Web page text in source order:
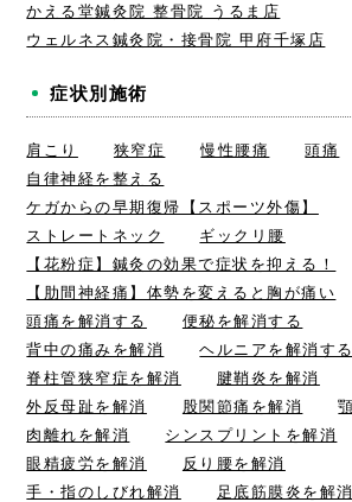
かえる堂鍼灸院 整骨院 うるま店
ウェルネス鍼灸院・接骨院 甲府千塚店
症状別施術
肩こり 狭窄症 慢性腰痛 頭痛
自律神経を整える
ケガからの早期復帰【スポーツ外傷】
ストレートネック
ギックリ腰
【花粉症】鍼灸の効果で症状を抑える！
【肋間神経痛】体勢を変えると胸が痛い
頭痛を解消する
便秘を解消する
背中の痛みを解消
ヘルニアを解消する
脊柱管狭窄症を解消
腱鞘炎を解消
外反母趾を解消
股関節痛を解消
肉離れを解消
シンスプリントを解消
眼精疲労を解消
反り腰を解消
手・指のしびれ解消
足底筋膜炎を解消